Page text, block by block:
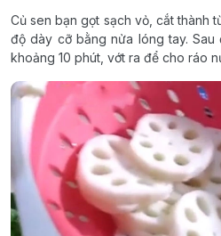
Củ sen bạn gọt sạch vỏ, cắt thành
độ dày cỡ bằng nửa lóng tay.
khoảng 10 phút, vớt ra để cho ráo